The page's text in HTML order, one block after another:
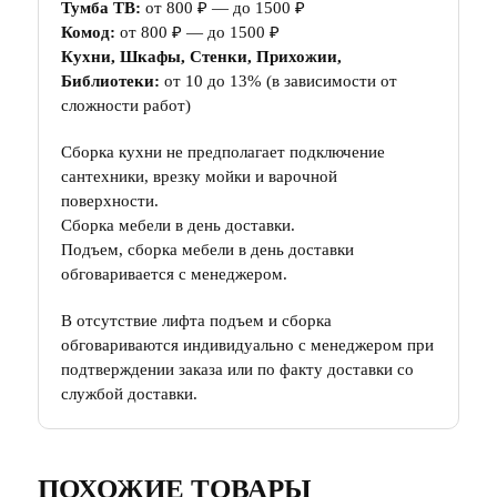
Тумба ТВ: от 800 ₽ — до 1500 ₽
Комод: от 800 ₽ — до 1500 ₽
Кухни, Шкафы, Стенки, Прихожии,
Библиотеки: от 10 до 13% (в зависимости от
сложности работ)
Сборка кухни не предполагает подключение
сантехники, врезку мойки и варочной
поверхности.
Сборка мебели в день доставки.
Подъем, сборка мебели в день доставки
обговаривается с менеджером.
В отсутствие лифта подъем и сборка
обговариваются индивидуально с менеджером при
подтверждении заказа или по факту доставки со
службой доставки.
ПОХОЖИЕ ТОВАРЫ